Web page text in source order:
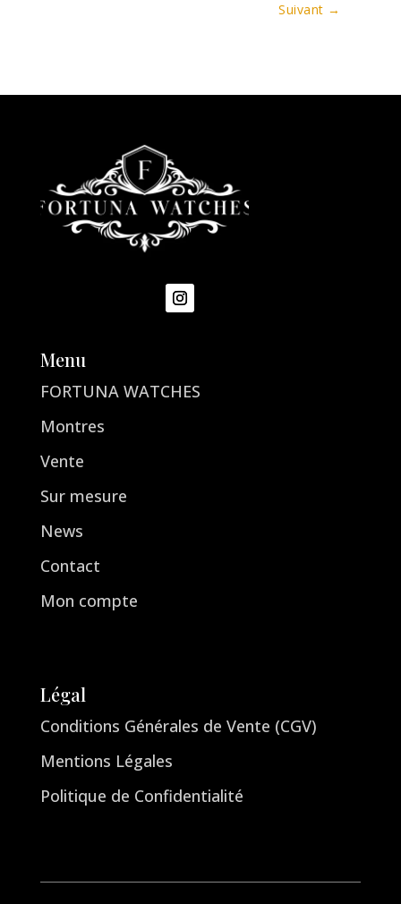
Suivant →
Menu
FORTUNA WATCHES
Montres
Vente
Sur mesure
News
Contact
Mon compte
Légal
Conditions Générales de Vente (CGV)
Mentions Légales
Politique de Confidentialité